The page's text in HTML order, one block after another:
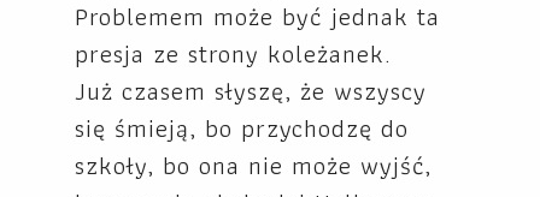
Problemem może być jednak ta
presja ze strony koleżanek.
Już czasem słyszę, że wszyscy
się śmieją, bo przychodzę do
szkoły, bo ona nie może wyjść,